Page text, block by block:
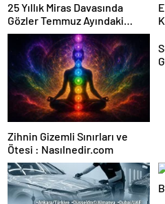
25 Yıllık Miras Davasında
Gözler Temmuz Ayındaki
Karar Duruşmasına Çevrildi
Zihnin Gizemli Sınırları ve
Ötesi : Nasılnedir.com